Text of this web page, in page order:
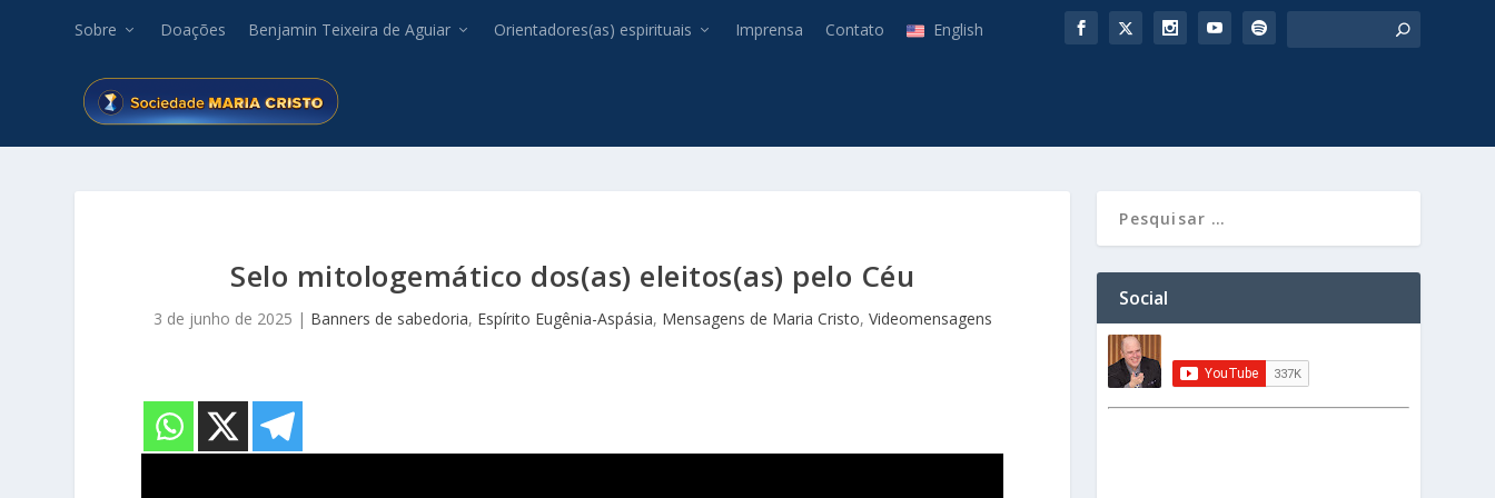
Sobre Doações Benjamin Teixeira de Aguiar Orientadores(as) espirituais Imprensa Contato English
Selo mitologemático dos(as) eleitos(as) pelo Céu
3 de junho de 2025 | Banners de sabedoria, Espírito Eugênia-Aspásia, Mensagens de Maria Cristo, Videomensagens
Social